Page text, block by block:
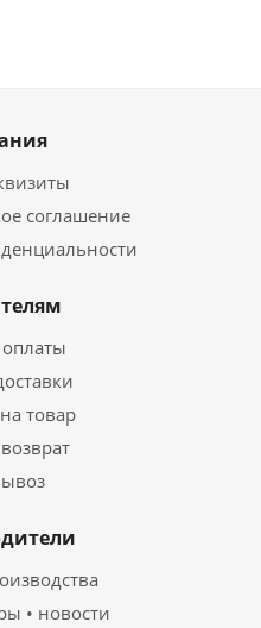
соглашение
товар
• новости